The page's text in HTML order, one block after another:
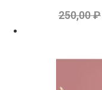
250,00₽